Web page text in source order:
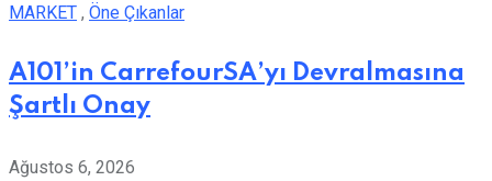
MARKET , Öne Çıkanlar
A101’in CarrefourSA’yı Devralmasına
Şartlı Onay
Ağustos 6, 2026